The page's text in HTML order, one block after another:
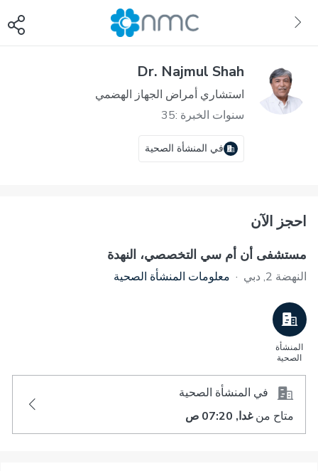
Dr. Najmul Shah
استشاري أمراض الجهاز الهضمي
سنوات الخبرة :35
في المنشأة الصحية
احجز الآن
مستشفى أن أم سي التخصصي، النهدة
النهضة 2, دبي · معلومات المنشأة الصحية
المنشأة
الصحية
في المنشأة الصحية
متاح من غدا, 07:20 ص